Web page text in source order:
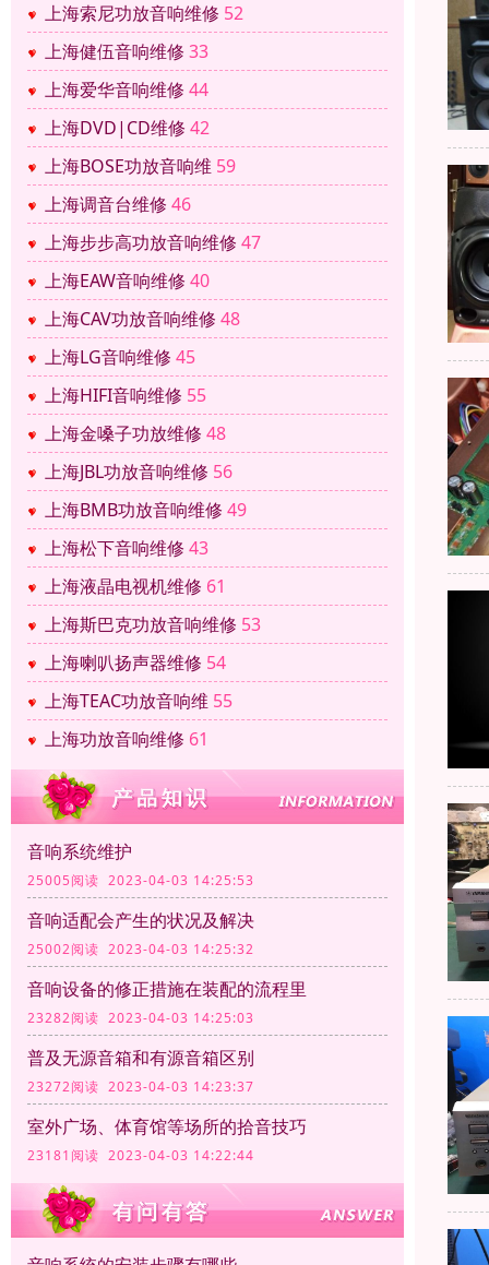
上海索尼功放音响维修 52
上海健伍音响维修 33
上海爱华音响维修 44
上海DVD|CD维修 42
上海BOSE功放音响维 59
上海调音台维修 46
上海步步高功放音响维修 47
上海EAW音响维修 40
上海CAV功放音响维修 48
上海LG音响维修 45
上海HIFI音响维修 55
上海金嗓子功放维修 48
上海JBL功放音响维修 56
上海BMB功放音响维修 49
上海松下音响维修 43
上海液晶电视机维修 61
上海斯巴克功放音响维修 53
上海喇叭扬声器维修 54
上海TEAC功放音响维 55
上海功放音响维修 61
音响系统维护
25005阅读 2023-04-03 14:25:53
音响适配会产生的状况及解决
25002阅读 2023-04-03 14:25:32
音响设备的修正措施在装配的流程里
23282阅读 2023-04-03 14:25:03
普及无源音箱和有源音箱区别
23272阅读 2023-04-03 14:23:37
室外广场、体育馆等场所的拾音技巧
23181阅读 2023-04-03 14:22:44